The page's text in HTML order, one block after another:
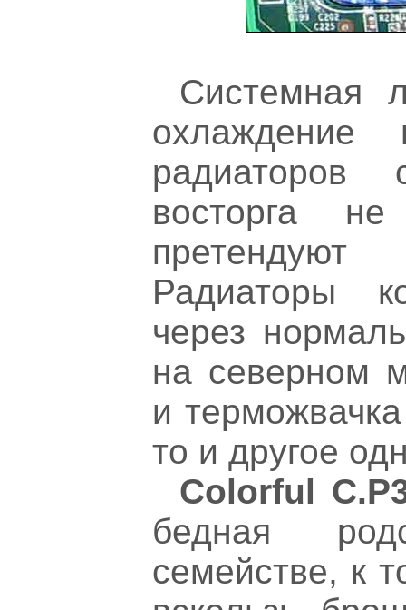
Системная
восторга
Радиаторы
через
на северном
и
то и другое
Colorful
бедная
семействе, к